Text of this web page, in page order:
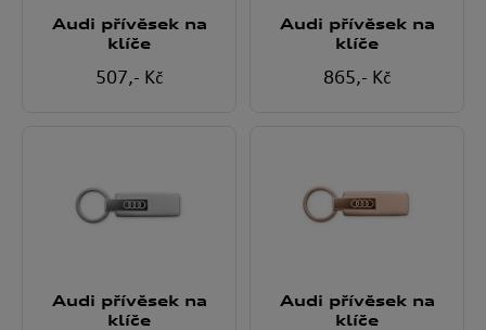
Audi přívěsek na
klíče
507,- Kč
Audi přívěsek na
klíče
865,- Kč
Audi přívěsek na
klíče
Audi přívěsek na
klíče